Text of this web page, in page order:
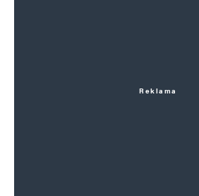
Reklama